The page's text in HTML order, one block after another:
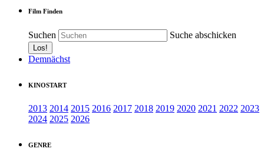
Film Finden
Suchen Suche abschicken
Demnächst
KINOSTART
2013 2014 2015 2016 2017 2018 2019 2020 2021 2022 2023
2024 2025 2026
GENRE